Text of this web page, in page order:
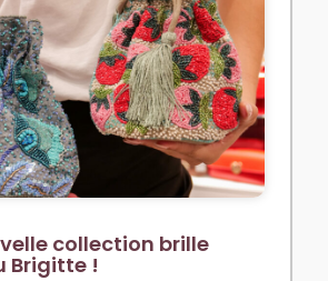
collection brille
Brigitte !